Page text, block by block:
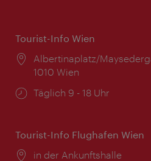
Tourist-Info Wien
Ort:
Albertinaplatz/
1010 Wien
Öffnungszeiten:
Täglich 9 - 18 Uhr
Tourist-Info Flughafen Wien
Ort:
in der Ankunftshalle